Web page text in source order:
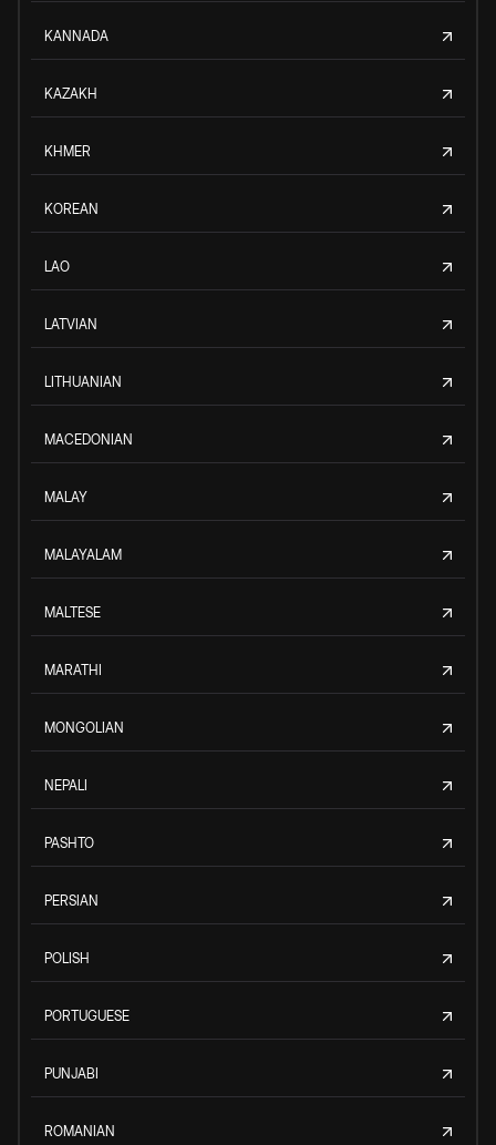
KANNADA
KAZAKH
KHMER
KOREAN
LAO
LATVIAN
LITHUANIAN
MACEDONIAN
MALAY
MALAYALAM
MALTESE
MARATHI
MONGOLIAN
NEPALI
PASHTO
PERSIAN
POLISH
PORTUGUESE
PUNJABI
ROMANIAN